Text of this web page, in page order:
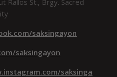
saksingayon
saksingayon
saksinga